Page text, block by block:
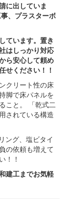
に出していま
、プラスターボ
ています。置き
はしっかり対応
ら安心して頼め
せください！！
クリート性の床
脚で床パネルを
こと。 「乾式二
されている構造
ング、塩ビタイ
の依頼も増えて
！！
建工までお気軽